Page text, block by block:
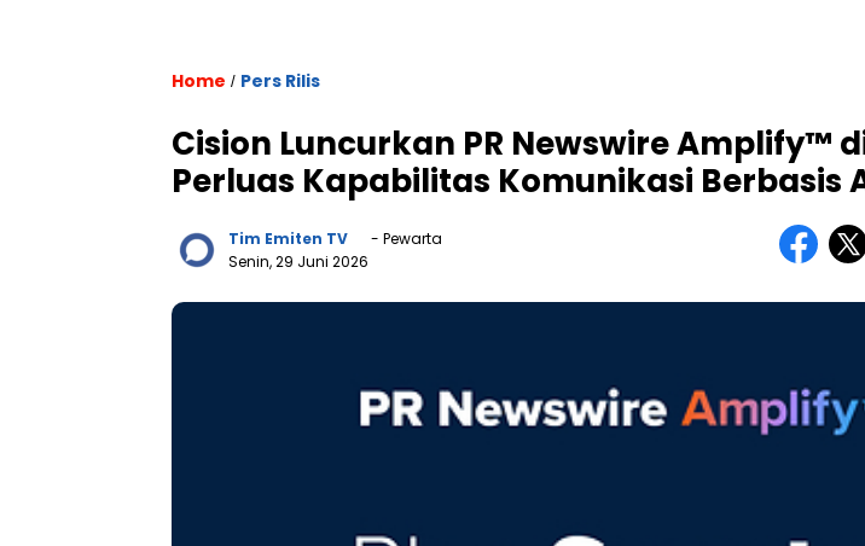
Home / Pers Rilis
Cision Luncurkan PR Newswire Amplify™
Perluas Kapabilitas Komunikasi Berbasis
Tim Emiten TV
- Pewarta
Senin, 29 Juni 2026